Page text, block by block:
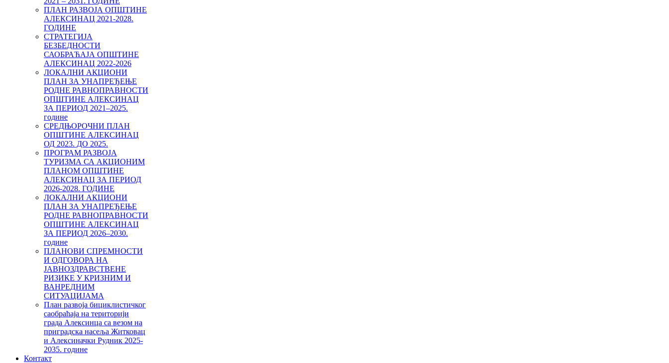
ПЛАН РАЗВОЈА ОПШТИНЕ
АЛЕКСИНАЦ 2021-2028.
ГОДИНЕ
СТРАТЕГИЈА
БЕЗБЕДНОСТИ
САОБРАЋАЈА ОПШТИНЕ
АЛЕКСИНАЦ 2022-2026
ЛОКАЛНИ АКЦИОНИ
ПЛАН ЗА УНАПРЕЂЕЊЕ
РОДНЕ РАВНОПРАВНОСТИ
ОПШТИНЕ АЛЕКСИНАЦ
ЗА ПЕРИОД 2021–2025.
године
СРЕДЊОРОЧНИ ПЛАН
ОПШТИНЕ АЛЕКСИНАЦ
ОД 2023. ДО 2025.
ПРОГРАМ РАЗВОЈА
ТУРИЗМА СА АКЦИОНИМ
ПЛАНОМ ОПШТИНЕ
АЛЕКСИНАЦ ЗА ПЕРИОД
2026-2028. ГОДИНЕ
ЛОКАЛНИ АКЦИОНИ
ПЛАН ЗА УНАПРЕЂЕЊЕ
РОДНЕ РАВНОПРАВНОСТИ
ОПШТИНЕ АЛЕКСИНАЦ
ЗА ПЕРИОД 2026–2030.
године
ПЛАНОВИ СПРЕМНОСТИ
И ОДГОВОРА НА
ЈАВНОЗДРАВСТВЕНЕ
РИЗИКЕ У КРИЗНИМ И
ВАНРЕДНИМ
СИТУАЦИЈАМА
План развоја бициклистичког
саобраћаја на територији
града Алексинца са везом на
приградска насеља Житковац
и Алексиначки Рудник 2025-
2035. године
Контакт